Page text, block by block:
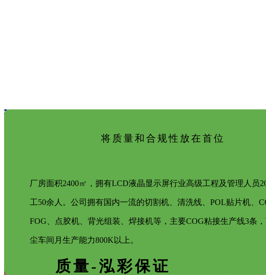
将质量和合规性放在首位
厂房面积2400㎡，拥有LCD液晶显示屏行业高级工程及管理人员
工50余人。公司拥有国内一流的切割机、清洗线、POL贴片机、
FOG、点胶机、背光组装、焊接机等，主要COG粘接生产线3条
尘车间月生产能力800K以上。
质量-泓彩保证